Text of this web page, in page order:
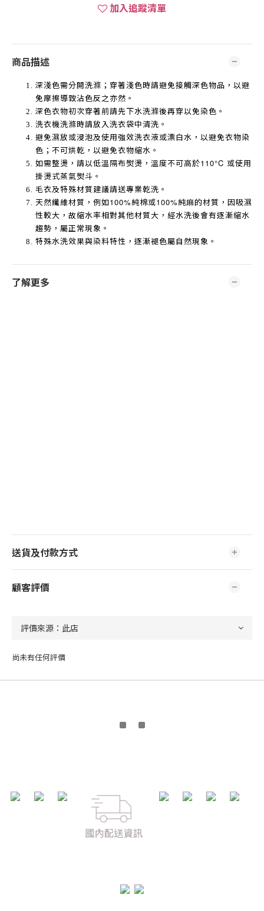
加入追蹤清單
商品描述
深淺色需分開洗滌；穿著淺色時請避免接觸深色物品，以避
免摩擦導致沾色反之亦然。
深色衣物初次穿著前請先下水洗滌後再穿以免染色。
洗衣機洗滌時請放入洗衣袋中清洗。
避免濕放或浸泡及使用強效洗衣液或漂白水，以避免衣物染
色；不可烘乾，以避免衣物縮水。
如需整燙，請以低溫隔布熨燙，溫度不可高於110°C 或使用
掛燙式蒸氣熨斗。
毛衣及特殊材質建議請送專業乾洗。
天然纖維材質，例如100%純棉或100%純麻的材質，因吸濕
性較大，故縮水率相對其他材質大，經水洗後會有逐漸縮水
趨勢，屬正常現象。
特殊水洗效果與染料特性，逐漸褪色屬自然現象。
了解更多
送貨及付款方式
顧客評價
尚未有任何評價